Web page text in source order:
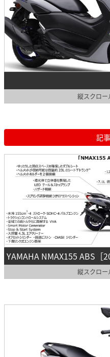
縦スクロー
記
YAMAHA NMAX155 ABS［
縦スクロー